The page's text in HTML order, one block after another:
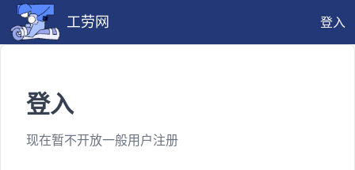
工劳网 登入
登入
现在暂不开放一般用户注册